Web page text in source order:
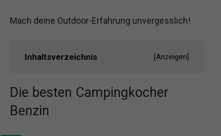
Mach deine Outdoor-Erfahrung unvergesslich!
Inhaltsverzeichnis [Anzeigen]
Die besten Campingkocher
Benzin